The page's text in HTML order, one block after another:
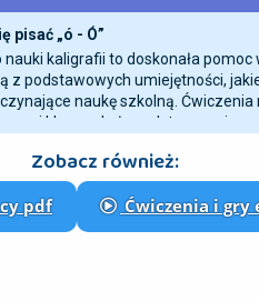
podgląd karty pracy pdf
pisać „ó - Ó”
nauki kaligrafii to doskonała pomoc
z podstawowych umiejętności,
naukę szkolną. Ćwiczenia
klasy szkoły podstawowej
dziecku wczesnoszkolnemu
oraz możliwości. Zadaniem
Zobacz również:
pdf Ćwiczenia i gry